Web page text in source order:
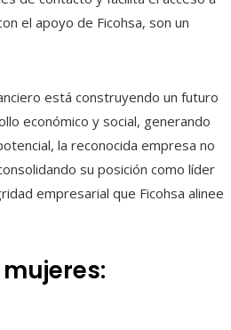
el apoyo de Ficohsa, son un
está construyendo un futuro
económico y social, generando
la reconocida empresa no
su posición como líder
empresarial que Ficohsa alinee